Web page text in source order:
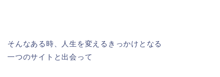
そんなある時、人生を変えるきっかけとなる
一つのサイトと出会って